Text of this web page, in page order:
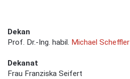
Dekan
Prof. Dr.-Ing. habil. Michael Scheffler
Dekanat
Frau Franziska Seifert